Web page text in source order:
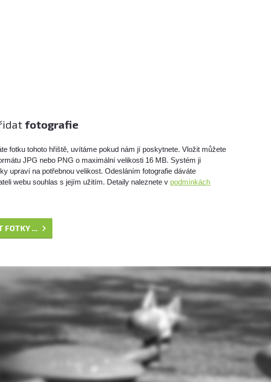
fotografie
fotku tohoto hřiště, uvítáme pokud nám jí poskytnete. Vložit můžete
JPG nebo PNG o maximální velikosti 16 MB. Systém ji
upraví na potřebnou velikost. Odesláním fotografie dáváte
webu souhlas s jejím užitím. Detaily naleznete v podmínkách
FOTKY ...